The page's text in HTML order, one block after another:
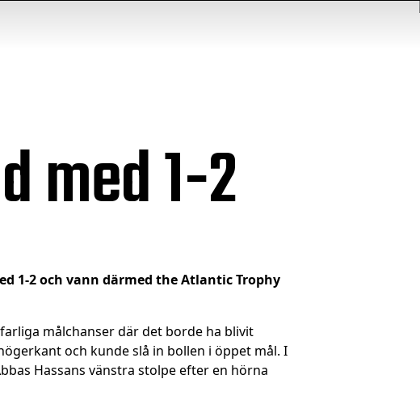
med 1-2
1-2 och vann därmed the Atlantic Trophy
målchanser där det borde ha blivit
och kunde slå in bollen i öppet mål. I
Hassans vänstra stolpe efter en hörna